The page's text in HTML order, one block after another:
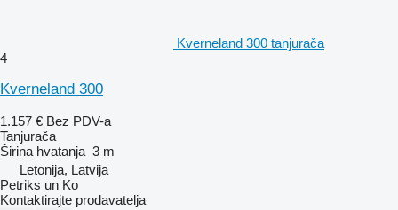
Kverneland 300 tanjurača
4
Kverneland 300
1.157 € Bez PDV-a
Tanjurača
Širina hvatanja 3 m
Letonija, Latvija
Petriks un Ko
Kontaktirajte prodavatelja